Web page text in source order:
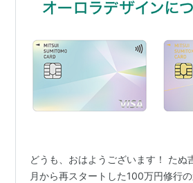
どうも、おはようございます！ たぬ
月から再スタートした100万円修行